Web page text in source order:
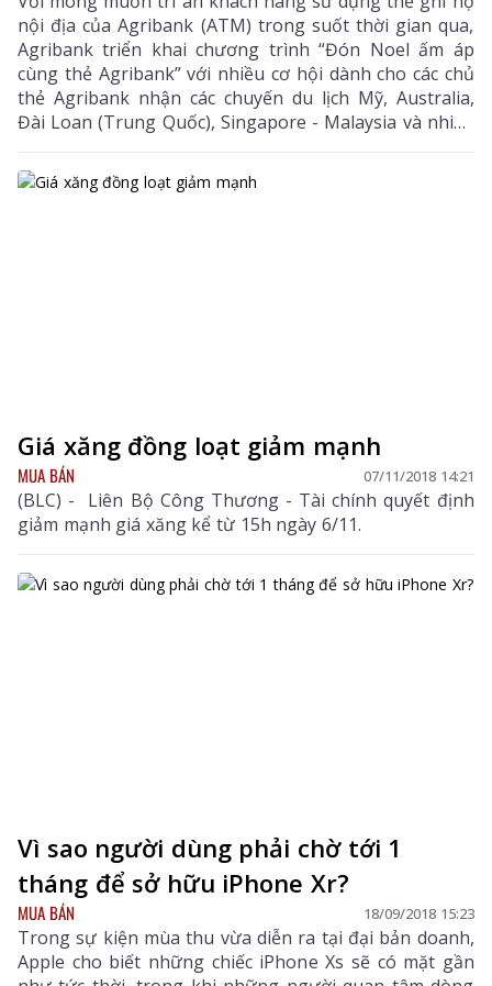
nội địa của Agribank (ATM) trong suốt thời gian qua,
Agribank triển khai chương trình “Đón Noel ấm áp
cùng thẻ Agribank” với nhiều cơ hội dành cho các chủ
thẻ Agribank nhận các chuyến du lịch Mỹ, Australia,
Đài Loan (Trung Quốc), Singapore - Malaysia và nhiều
giải thưởng tiền mặt giá trị lên đến 750 triệu đồng.
Giá xăng đồng loạt giảm mạnh
MUA BÁN 07/11/2018 14:21
(BLC) - Liên Bộ Công Thương - Tài chính quyết định
giảm mạnh giá xăng kể từ 15h ngày 6/11.
Vì sao người dùng phải chờ tới 1
tháng để sở hữu iPhone Xr?
MUA BÁN 18/09/2018 15:23
Trong sự kiện mùa thu vừa diễn ra tại đại bản doanh,
Apple cho biết những chiếc iPhone Xs sẽ có mặt gần